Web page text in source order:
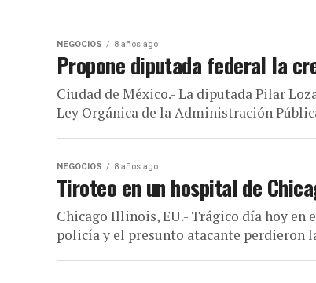
NEGOCIOS 8 años ago
Propone diputada federal la
Ciudad de México.- La diputada Pilar
Ley Orgánica de la Administración
NEGOCIOS 8 años ago
Tiroteo en un hospital de
Chicago Illinois, EU.- Trágico día hoy en
policía y el presunto atacante perdieron